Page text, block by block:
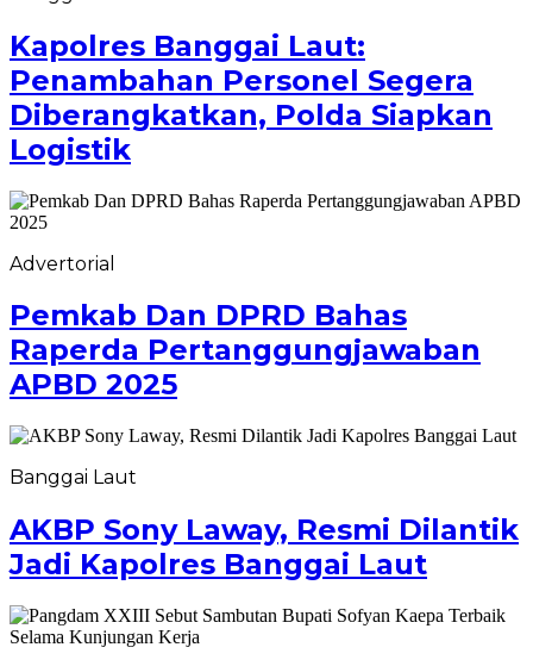
Kapolres Banggai Laut:
Penambahan Personel Segera
Diberangkatkan, Polda Siapkan
Logistik
Advertorial
Pemkab Dan DPRD Bahas
Raperda Pertanggungjawaban
APBD 2025
Banggai Laut
AKBP Sony Laway, Resmi Dilantik
Jadi Kapolres Banggai Laut